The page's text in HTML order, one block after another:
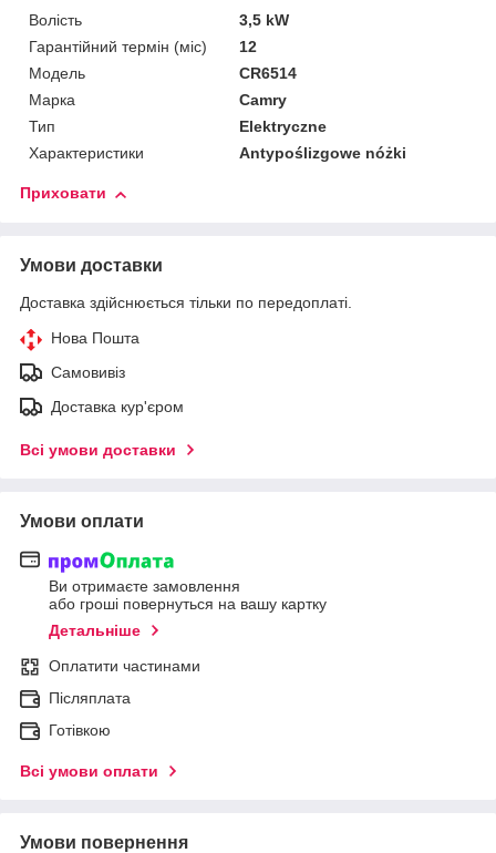
Волість
3,5 kW
Гарантійний термін (міс)
12
Мoдель
CR6514
Марка
Camry
Тип
Elektryczne
Характеристики
Antypoślizgowe nóżki
Приховати
Умови доставки
Доставка здійснюється тільки по передоплаті.
Нова Пошта
Самовивіз
Доставка кур'єром
Всі умови доставки
Умови оплати
Ви отримаєте замовлення
або гроші повернуться на вашу картку
Детальніше
Оплатити частинами
Післяплата
Готівкою
Всі умови оплати
Умови повернення